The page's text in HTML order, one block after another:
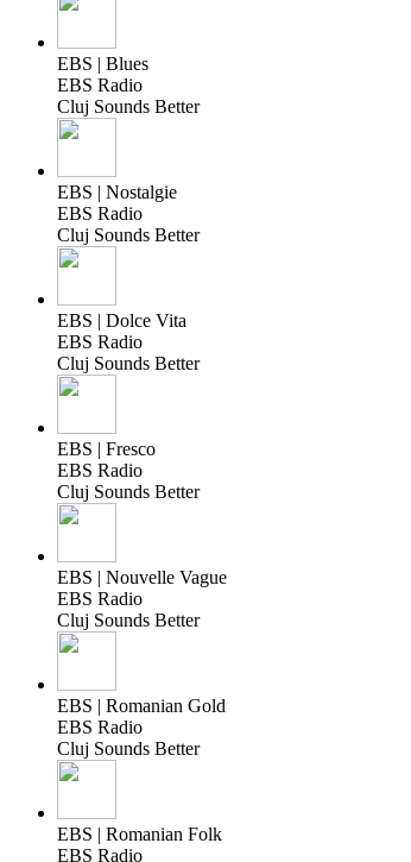
EBS | Blues
EBS Radio
Cluj Sounds Better
EBS | Nostalgie
EBS Radio
Cluj Sounds Better
EBS | Dolce Vita
EBS Radio
Cluj Sounds Better
EBS | Fresco
EBS Radio
Cluj Sounds Better
EBS | Nouvelle Vague
EBS Radio
Cluj Sounds Better
EBS | Romanian Gold
EBS Radio
Cluj Sounds Better
EBS | Romanian Folk
EBS Radio